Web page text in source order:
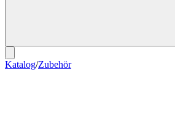
Katalog/Zubehör